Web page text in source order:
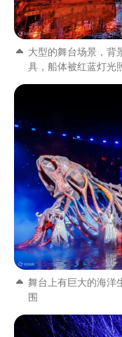
大型的舞台场景，背
具，船体被红蓝灯光
舞台上有巨大的海洋
围